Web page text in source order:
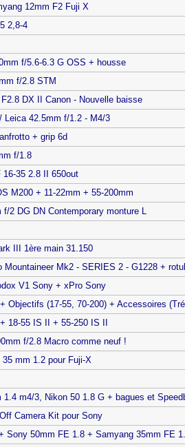
12mm F2 Fuji X
2,8-4
f/5.6-6.3 G OSS + housse
f/2.8 STM
DX II Canon - Nouvelle baisse
Leica 42.5mm f/1.2 - M4/3
+ grip 6d
f/1.8
16-35 2.8 II 650out
M200 + 11-22mm + 55-200mm
f/2 DG DN Contemporary monture L
III 1ère main 31.150
Mountaineer Mk2 - SERIES 2 - G1228 +
V1 Sony + xPro Sony
Objectifs (17-55, 70-200) + Accessoires
18-55 IS II + 55-250 IS II
f/2.8 Macro comme neuf !
mm 1.2 pour Fuji-X
1.4 m4/3, Nikon 50 1.8 G + bagues et
Camera Kit pour Sony
Sony 50mm FE 1.8 + Samyang 35mm FE